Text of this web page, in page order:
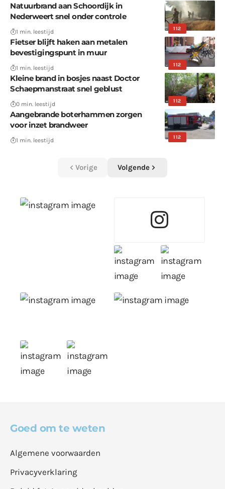
112
Natuurbrand aan Schoordijk in
Nederweert snel onder controle
1 min. leestijd
112
Fietser blijft haken aan metalen
bevestigingspunt in muur
1 min. leestijd
112
Kleine brand in bosjes naast Doctor
Schaepmanstraat snel geblust
0 min. leestijd
112
Aangebrande boterhammen zorgen
voor inzet brandweer
1 min. leestijd
Vorige Volgende
Goed om te weten
Algemene voorwaarden
Privacyverklaring